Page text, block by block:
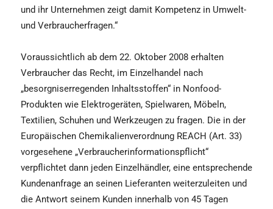
und ihr Unternehmen zeigt damit Kompetenz in Umwelt-
und Verbraucherfragen.“
Voraussichtlich ab dem 22. Oktober 2008 erhalten
Verbraucher das Recht, im Einzelhandel nach
„besorgniserregenden Inhaltsstoffen“ in Nonfood-
Produkten wie Elektrogeräten, Spielwaren, Möbeln,
Textilien, Schuhen und Werkzeugen zu fragen. Die in der
Europäischen Chemikalienverordnung REACH (Art. 33)
vorgesehene „Verbraucherinformationspflicht“
verpflichtet dann jeden Einzelhändler, eine entsprechende
Kundenanfrage an seinen Lieferanten weiterzuleiten und
die Antwort seinem Kunden innerhalb von 45 Tagen